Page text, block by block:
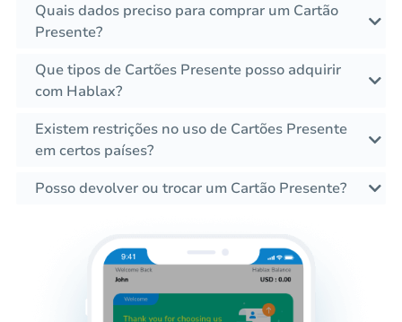
Quais dados preciso para comprar um Cartão
Presente?
Que tipos de Cartões Presente posso adquirir
com Hablax?
Existem restrições no uso de Cartões Presente
em certos países?
Posso devolver ou trocar um Cartão Presente?